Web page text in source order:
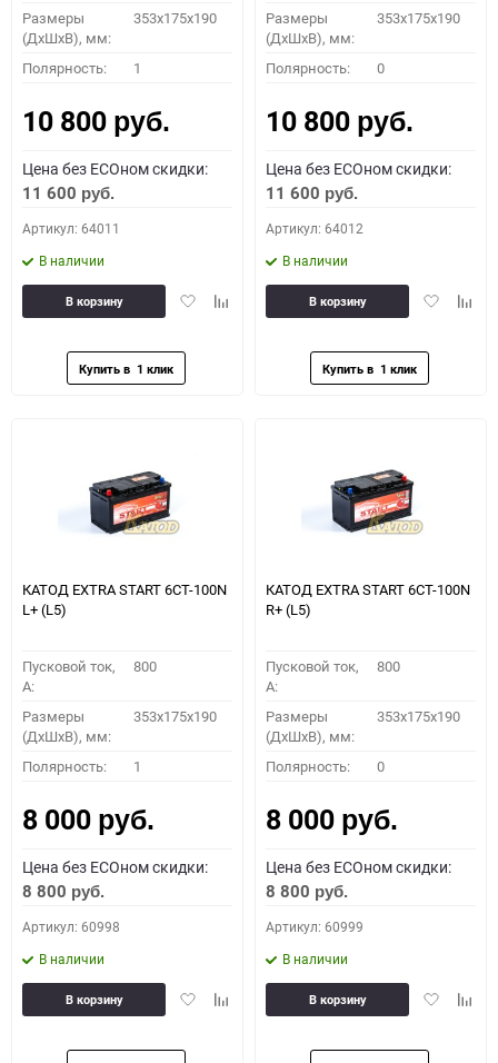
Размеры
(ДхШхВ), мм:
353x175x190
Полярность: 1
10 800 руб.
Цена без ECOном скидки:
11 600 руб.
Артикул: 64011
В наличии
ДобавитьДобавить
В корзину
Размеры
(ДхШхВ), мм:
353x175x190
Полярность: 0
10 800 руб.
Цена без ECOном скидки:
11 600 руб.
Артикул: 64012
В наличии
Добавить
В корзину
КАТОД EXTRA START 6СТ-100N
L+ (L5)
Пусковой ток,
A:
800
Размеры
(ДхШхВ), мм:
353x175x190
Полярность: 1
8 000 руб.
Цена без ECOном скидки:
8 800 руб.
Артикул: 60998
В наличии
ДобавитьДобавить
В корзину
КАТОД EXTRA START 6СТ-100N
R+ (L5)
Пусковой ток,
A:
800
Размеры
(ДхШхВ), мм:
353x175x190
Полярность: 0
8 000 руб.
Цена без ECOном скидки:
8 800 руб.
Артикул: 60999
В наличии
Добавить
В корзину